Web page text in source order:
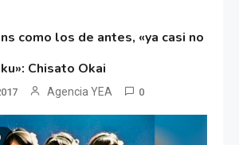
como los de antes, «ya casi no
Chisato Okai
Agencia YEA 0